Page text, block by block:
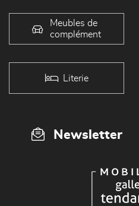
Meubles de
complément
Literie
Newsletter